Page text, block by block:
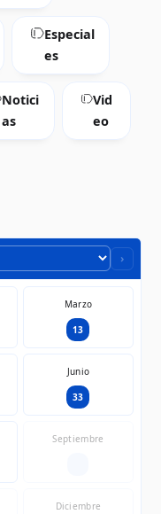
Especial
es
Notici
as
Vid
eo
›
Marzo
13
Junio
33
Septiembre
Diciembre